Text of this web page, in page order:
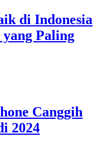
di Indonesia
Paling
Canggih
2024